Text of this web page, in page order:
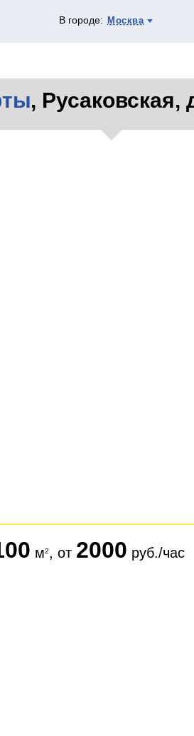
В городе: Москва
, Русаковская,
м , от 2000 руб./час